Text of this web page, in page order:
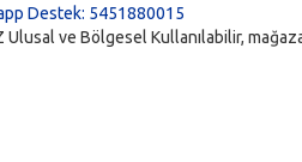
Destek: 5451880015
Ulusal ve Bölgesel Kullanılabilir,